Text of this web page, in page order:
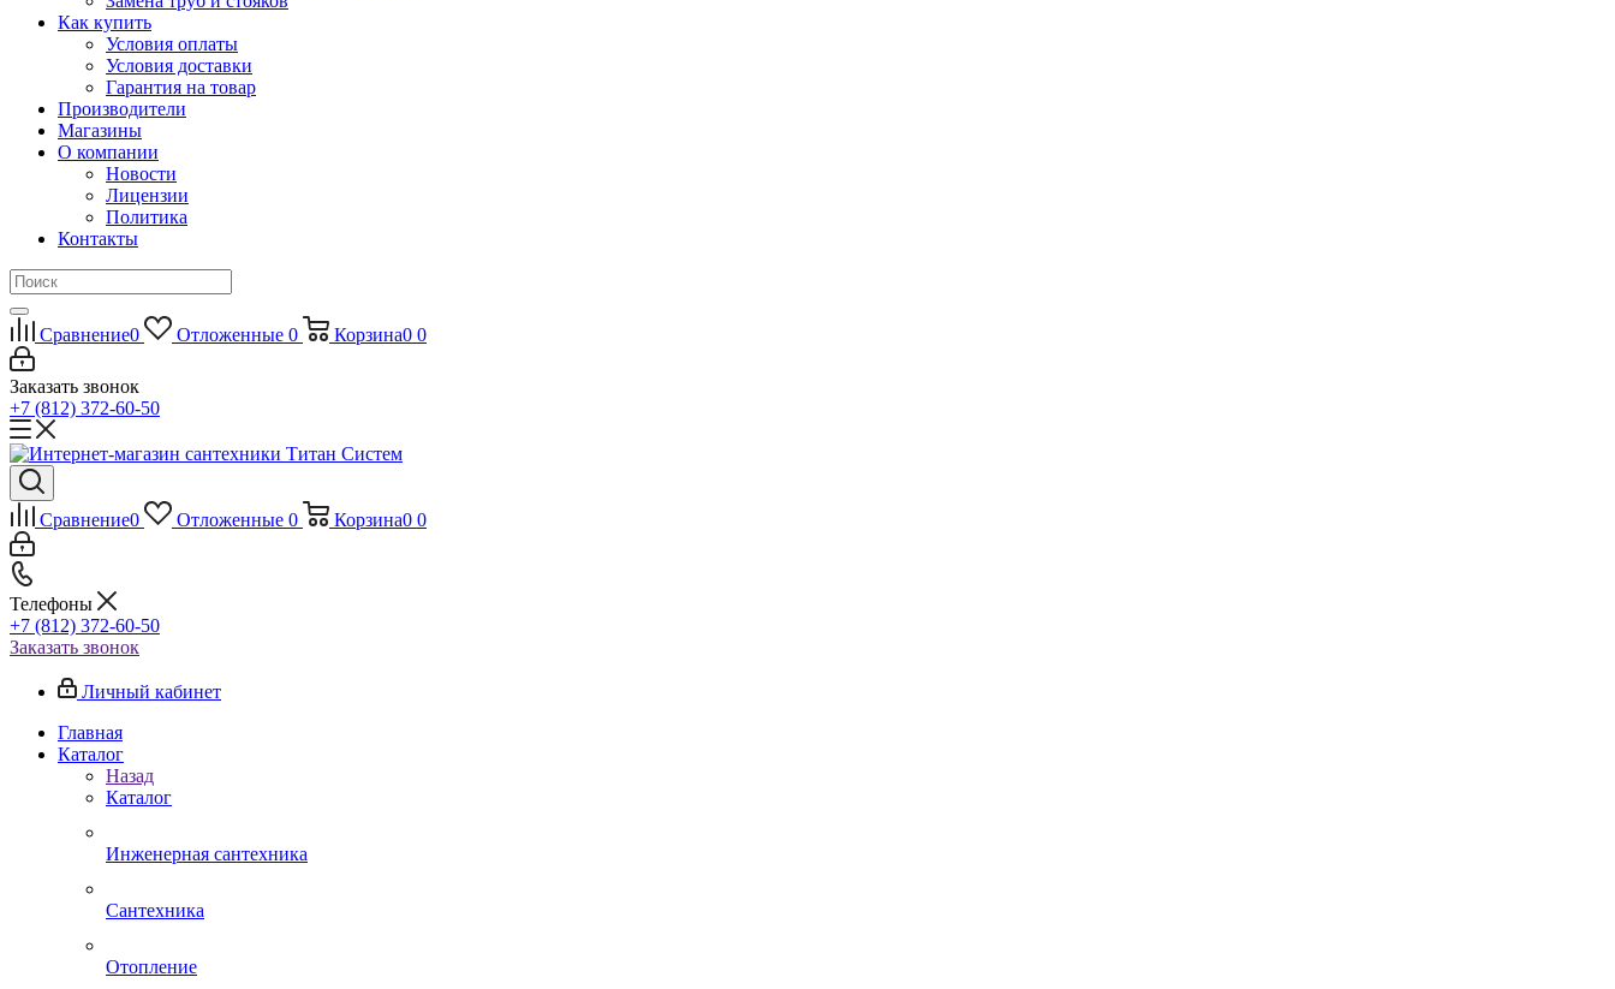
Как купить
Условия оплаты
Условия доставки
Гарантия на товар
Производители
Магазины
О компании
Новости
Лицензии
Политика
Контакты
Сравнение0 Отложенные 0 Корзина0 0
Заказать звонок
+7 (812) 372-60-50
Сравнение0 Отложенные 0 Корзина0 0
Телефоны
+7 (812) 372-60-50
Заказать звонок
Личный кабинет
Главная
Каталог
Назад
Каталог
Инженерная сантехника
Сантехника
Отопление